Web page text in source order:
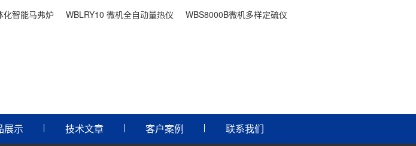
化智能马弗炉 WBLRY10 微机全自动量热仪 WBS8000B微机多样定硫仪
展示 技术文章 客户案例 联系我们